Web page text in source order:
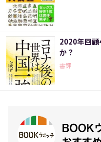
2020年回
か？
書評